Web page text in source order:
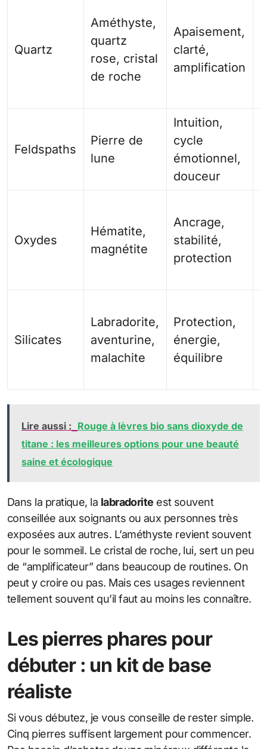
Quartz
Améthyste,
quartz
rose, cristal
de roche
Apaisement,
clarté,
amplification
Feldspaths
Pierre de
lune
Intuition,
cycle
émotionnel,
douceur
Oxydes
Hématite,
magnétite
Ancrage,
stabilité,
protection
Silicates
Labradorite,
aventurine,
malachite
Protection,
énergie,
équilibre
Lire aussi : Rouge à lèvres bio sans dioxyde de
titane : les meilleures options pour une beauté
saine et écologique
Dans la pratique, la labradorite est souvent
conseillée aux soignants ou aux personnes très
exposées aux autres. L’améthyste revient souvent
pour le sommeil. Le cristal de roche, lui, sert un peu
de “amplificateur” dans beaucoup de routines. On
peut y croire ou pas. Mais ces usages reviennent
tellement souvent qu’il faut au moins les connaître.
Les pierres phares pour
débuter : un kit de base
réaliste
Si vous débutez, je vous conseille de rester simple.
Cinq pierres suffisent largement pour commencer.